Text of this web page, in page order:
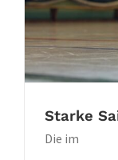
Starke
Die im